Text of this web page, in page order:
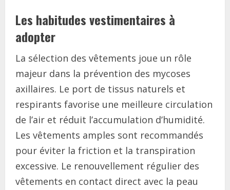
Les habitudes vestimentaires à
adopter
La sélection des vêtements joue un rôle
majeur dans la prévention des mycoses
axillaires. Le port de tissus naturels et
respirants favorise une meilleure circulation
de l’air et réduit l’accumulation d’humidité.
Les vêtements amples sont recommandés
pour éviter la friction et la transpiration
excessive. Le renouvellement régulier des
vêtements en contact direct avec la peau